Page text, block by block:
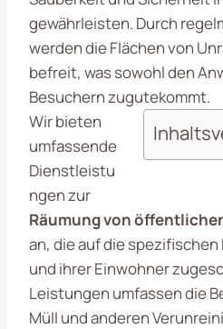
gewährleisten. Durch
werden die Flächen von
befreit, was sowohl den
Besuchern zugutekommt.
Wir bieten
umfassende
Dienstleistu
ngen zur
Räumung von
an, die auf die
und ihrer Einwohner
Leistungen umfassen die
Müll und anderen